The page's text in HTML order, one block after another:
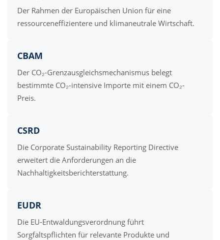
Der Rahmen der Europäischen Union für eine
ressourceneffizientere und klimaneutrale Wirtschaft.
CBAM
Der CO₂-Grenzausgleichsmechanismus belegt
bestimmte CO₂-intensive Importe mit einem CO₂-
Preis.
CSRD
Die Corporate Sustainability Reporting Directive
erweitert die Anforderungen an die
Nachhaltigkeitsberichterstattung.
EUDR
Die EU-Entwaldungsverordnung führt
Sorgfaltspflichten für relevante Produkte und